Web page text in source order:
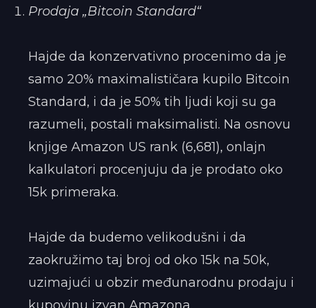
Prodaja „Bitcoin Standard“
Hajde da konzervativno procenimo da je
samo 20% maximalističara kupilo Bitcoin
Standard, i da je 50% tih ljudi koji su ga
razumeli, postali maksimalisti. Na osnovu
knjige Amazon US rank (6,681), onlajn
kalkulatori procenjuju da je prodato oko
15k primeraka.
Hajde da budemo velikodušni i da
zaokružimo taj broj od oko 15k na 50k,
uzimajući u obzir međunarodnu prodaju i